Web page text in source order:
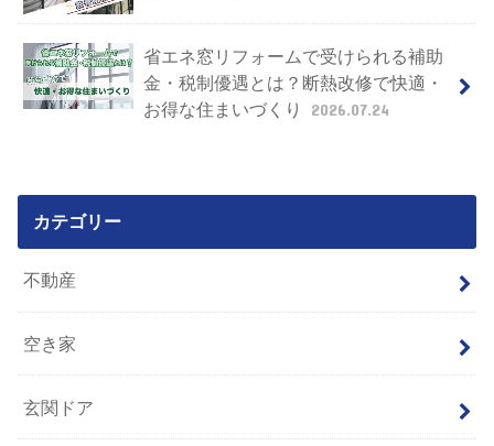
省エネ窓リフォームで受けられる補助
金・税制優遇とは？断熱改修で快適・
お得な住まいづくり
2026.07.24
カテゴリー
不動産
空き家
玄関ドア